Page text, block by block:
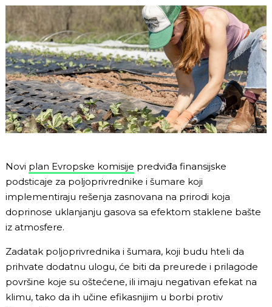
Novi plan Evropske komisije predviđa finansijske
podsticaje za poljoprivrednike i šumare koji
implementiraju rešenja zasnovana na prirodi koja
doprinose uklanjanju gasova sa efektom staklene bašte
iz atmosfere.
Zadatak poljoprivrednika i šumara, koji budu hteli da
prihvate dodatnu ulogu, će biti da preurede i prilagode
površine koje su oštećene, ili imaju negativan efekat na
klimu, tako da ih učine efikasnijim u borbi protiv